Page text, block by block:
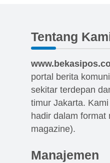
Tentang
portal berita
sekitar terdepan
timur Jakarta.
hadir dalam format
magazine).
Manajemen